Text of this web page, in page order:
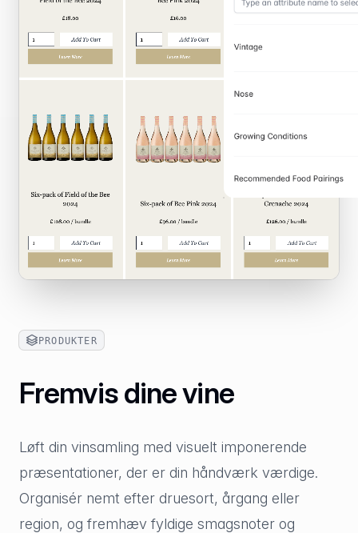
PRODUKTER
Fremvis dine vine
Løft din vinsamling med visuelt imponerende
præsentationer, der er din håndværk værdige.
Organisér nemt efter druesort, årgang eller
region, og fremhæv fyldige smagsnoter og